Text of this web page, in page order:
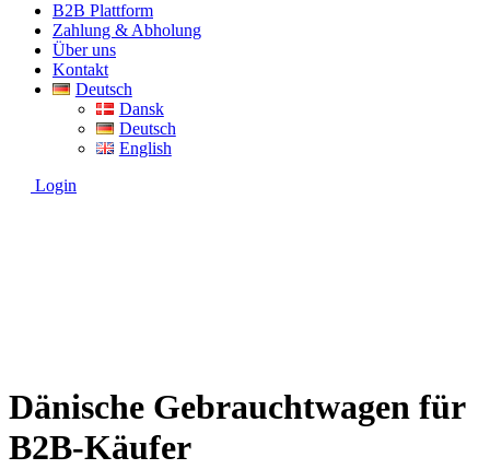
B2B Plattform
Zahlung & Abholung
Über uns
Kontakt
Deutsch
Dansk
Deutsch
English
Login
Dänische Gebrauchtwagen für
B2B-Käufer